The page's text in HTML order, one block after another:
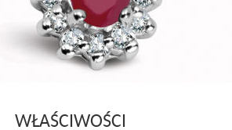
WŁAŚCIWOŚCI